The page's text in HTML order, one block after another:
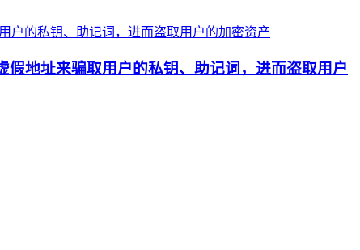
地址来骗取用户的私钥、助记词，进而盗取用户